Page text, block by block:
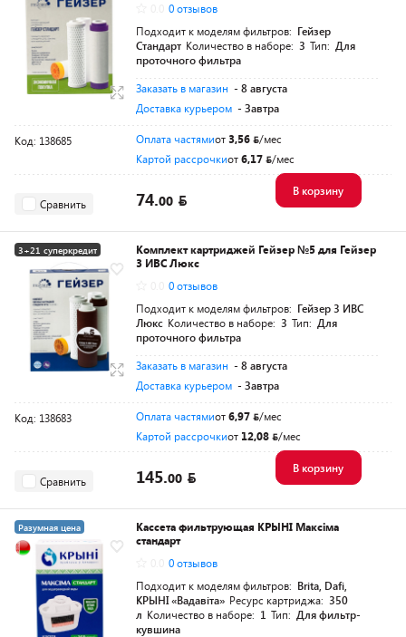
0 отзывов
Подходит к моделям фильтров: Гейзер
Стандарт Количество в наборе: 3 Тип: Для
проточного фильтра
Заказать в магазин - 8 августа
Доставка курьером - Завтра
Код: 138685 Оплата частямиот3,56
/мес
Картой рассрочкиот6,17 /мес
Сравнить 74.00
В корзину
3+21 суперкредит
Комплект картриджей Гейзер №5 для Гейзер
3 ИВС Люкс
0 отзывов
Подходит к моделям фильтров: Гейзер 3 ИВС
Люкс Количество в наборе: 3 Тип: Для
проточного фильтра
Заказать в магазин - 8 августа
Доставка курьером - Завтра
Код: 138683 Оплата частямиот6,97
/мес
Картой рассрочкиот 12,08 /мес
Сравнить 145.00
В корзину
Разумная цена
Кассета фильтрующая КРЫНI Максiма
стандарт
0 отзывов
Подходит к моделям фильтров: Brita, Dafi,
КРЫНI «Вадавiта» Ресурс картриджа: 350
л Количество в наборе: 1 Тип: Для фильтр-
кувшина